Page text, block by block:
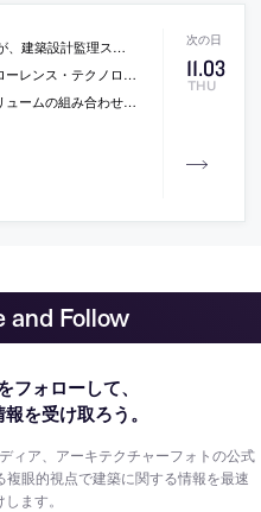
11.03
THU
務所運営プロデューサーを募集中
ロジカル大学の新施設の写真
中庭を持つ住宅兼ギャラリーの写真
and Follow
フォローして、
を受け取ろう。
ィア、アーキテクチャーフォトの公式
複眼的視点で建築に関する情報を最速
ます。